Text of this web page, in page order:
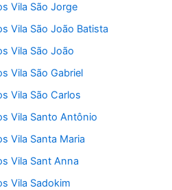
Vila São Jorge
Vila São João Batista
Vila São João
Vila São Gabriel
Vila São Carlos
Vila Santo Antônio
Vila Santa Maria
Vila Sant Anna
Vila Sadokim